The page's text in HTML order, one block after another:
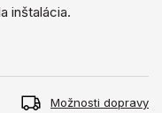
inštalácia.
Možnosti dopravy